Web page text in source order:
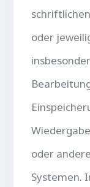
oder
oder
Systemen.